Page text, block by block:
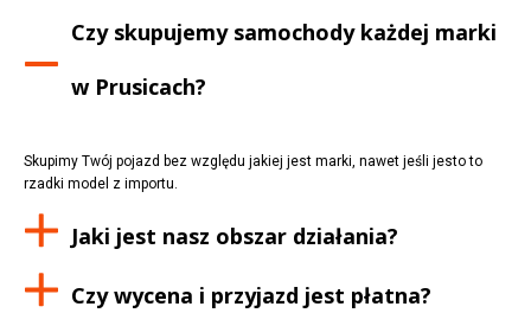
Czy skupujemy samochody każdej marki
w Prusicach?
Skupimy Twój pojazd bez względu jakiej jest marki, nawet jeśli jesto to
rzadki model z importu.
Jaki jest nasz obszar działania?
Czy wycena i przyjazd jest płatna?